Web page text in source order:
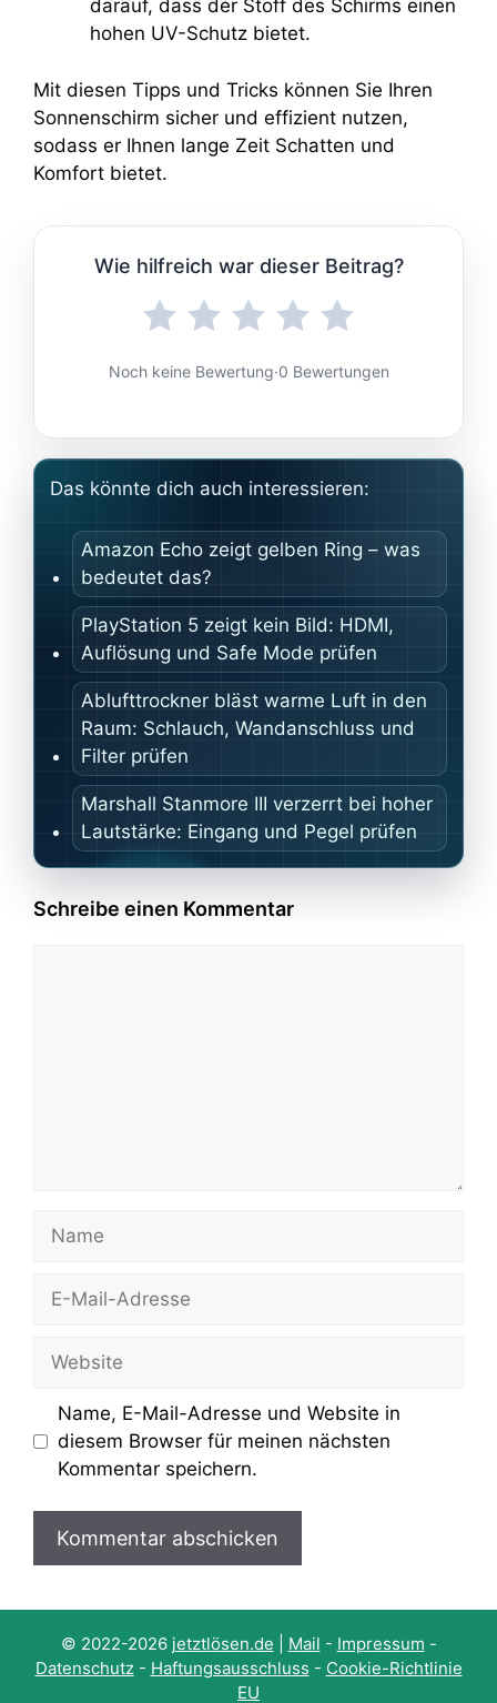
darauf, dass der Stoff des Schirms einen
hohen UV-Schutz bietet.
Mit diesen Tipps und Tricks können Sie Ihren
Sonnenschirm sicher und effizient nutzen,
sodass er Ihnen lange Zeit Schatten und
Komfort bietet.
Wie hilfreich war dieser Beitrag?
Noch keine Bewertung·0 Bewertungen
Das könnte dich auch interessieren:
Amazon Echo zeigt gelben Ring – was
bedeutet das?
PlayStation 5 zeigt kein Bild: HDMI,
Auflösung und Safe Mode prüfen
Ablufttrockner bläst warme Luft in den
Raum: Schlauch, Wandanschluss und
Filter prüfen
Marshall Stanmore III verzerrt bei hoher
Lautstärke: Eingang und Pegel prüfen
Schreibe einen Kommentar
Mail-
Name, E-Mail-Adresse und Website in
diesem Browser für meinen nächsten
Kommentar speichern.
© 2022-2026 jetztlösen.de Mail - Impressum -
Datenschutz- Haftungsausschluss - Cookie-Richtlinie
EU